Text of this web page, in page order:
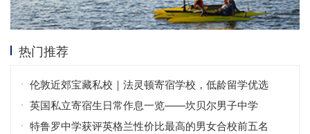
热门推荐
伦敦近郊宝藏私校｜法灵顿寄宿学校，低龄留学优选
英国私立寄宿生日常作息一览——坎贝尔男子中学
特鲁罗中学获评英格兰性价比最高的男女合校前五名